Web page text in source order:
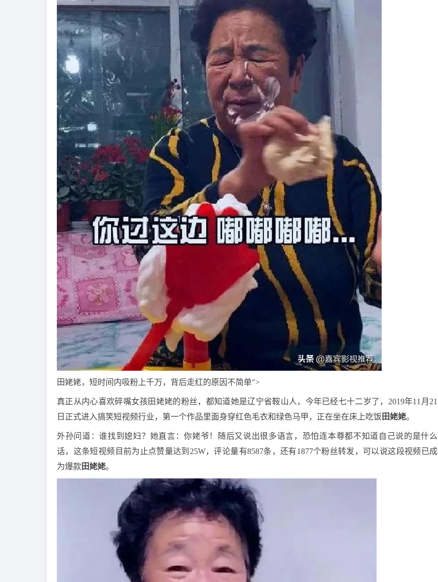
田姥姥，短时间内吸粉上千万，背后走红的原因不简单">
真正从内心喜欢碎嘴女孩田姥姥的粉丝，都知道她是辽宁省鞍山人，今年已经七十二岁了，2019年11月21
日正式进入搞笑短视频行业，第一个作品里面身穿红色毛衣和绿色马甲，正在坐在床上吃饭 田姥姥。
外孙问道：谁找到媳妇？她直言：你姥爷！随后又说出很多语言，恐怕连本尊都不知道自己说的是什么
话，这条短视频目前为止点赞量达到25W，评论量有8587条，还有1877个粉丝转发，可以说这段视频已成
为爆款 田姥姥。